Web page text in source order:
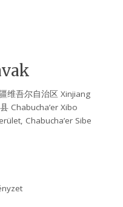
维吾尔自治区 Xinjiang
Chabucha’er Xibo
Chabucha’er Sibe